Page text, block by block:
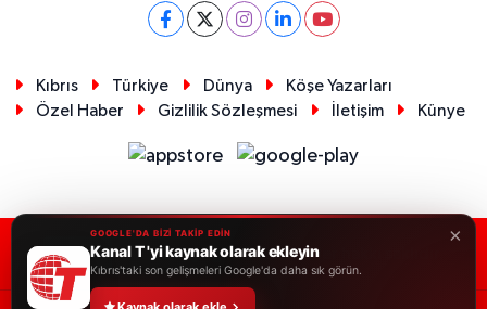
Kıbrıs Türkiye Dünya
Köşe Yazarları
Özel Haber
Gizlilik Sözleşmesi İletişim Künye
RSS Copyright © 2026. Her hakkı saklıdır.
×
GOOGLE'DA BİZİ TAKİP EDİN
Kanal T 'yi kaynak olarak ekleyin
Kıbrıs'taki son gelişmeleri Google'da daha sık görün.